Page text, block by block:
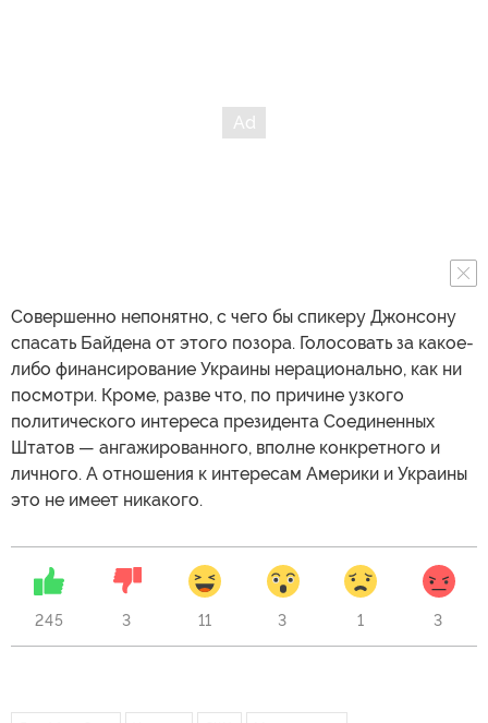
Совершенно непонятно, с чего бы спикеру Джонсону
спасать Байдена от этого позора. Голосовать за какое-
либо финансирование Украины нерационально, как ни
посмотри. Кроме, разве что, по причине узкого
политического интереса президента Соединенных
Штатов — ангажированного, вполне конкретного и
личного. А отношения к интересам Америки и Украины
это не имеет никакого.
245 3 11 3 1 3